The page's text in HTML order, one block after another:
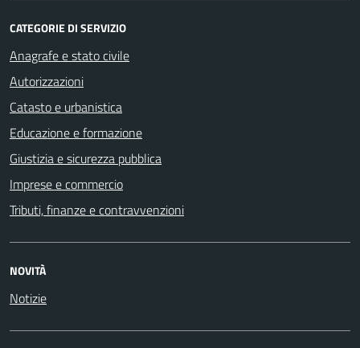
CATEGORIE DI SERVIZIO
Anagrafe e stato civile
Autorizzazioni
Catasto e urbanistica
Educazione e formazione
Giustizia e sicurezza pubblica
Imprese e commercio
Tributi, finanze e contravvenzioni
NOVITÀ
Notizie